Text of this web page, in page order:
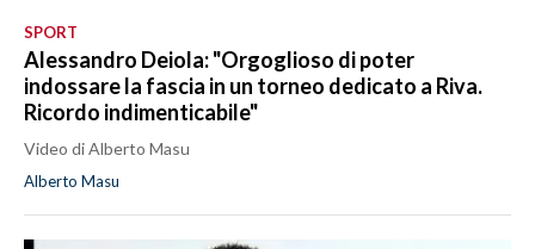
SPORT
Alessandro Deiola: "Orgoglioso di poter
indossare la fascia in un torneo dedicato a Riva.
Ricordo indimenticabile"
Video di Alberto Masu
Alberto Masu